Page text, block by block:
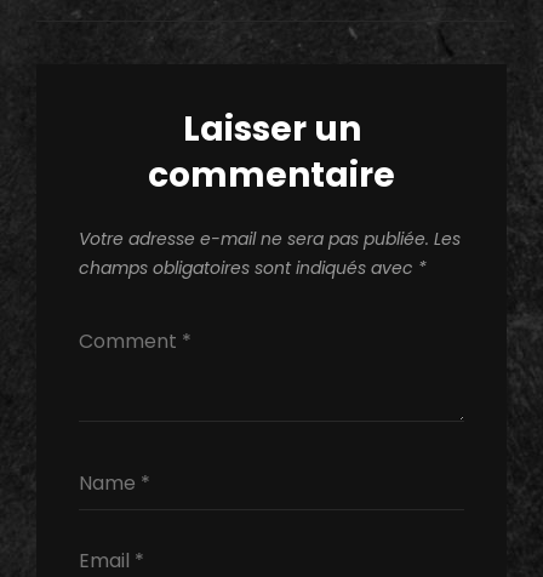
l’article
Laisser un
commentaire
Votre adresse e-mail ne sera pas publiée. Les
champs obligatoires sont indiqués avec *